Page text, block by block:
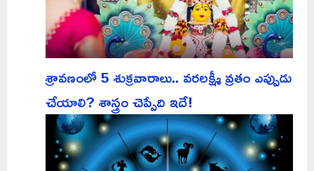
శ్రావణంలో 5 శుక్రవారాలు.. వరలక్ష్మీ వ్రతం ఎప్పుడు
చేయాలి? శాస్త్రం చెప్పేది ఇదే!